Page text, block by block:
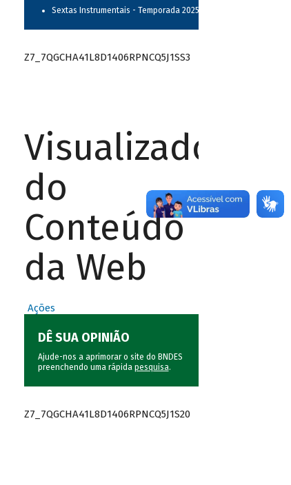
Sextas Instrumentais - Temporada 2025
Z7_7QGCHA41L8D1406RPNCQ5J1SS3
Visualizador
do
Conteúdo
da Web
Ações
DÊ SUA OPINIÃO
Ajude-nos a aprimorar o site do BNDES
preenchendo uma rápida pesquisa.
Z7_7QGCHA41L8D1406RPNCQ5J1S20